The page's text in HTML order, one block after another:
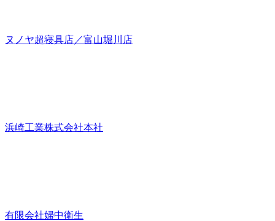
ヌノヤ超寝具店／富山堀川店
浜崎工業株式会社本社
有限会社婦中衛生